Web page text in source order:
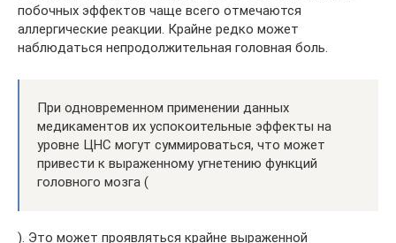
побочных эффектов чаще всего отмечаются
аллергические реакции. Крайне редко может
наблюдаться непродолжительная головная боль.
При одновременном применении данных
медикаментов их успокоительные эффекты на
уровне ЦНС могут суммироваться, что может
привести к выраженному угнетению функций
головного мозга (
). Это может проявляться крайне выраженной